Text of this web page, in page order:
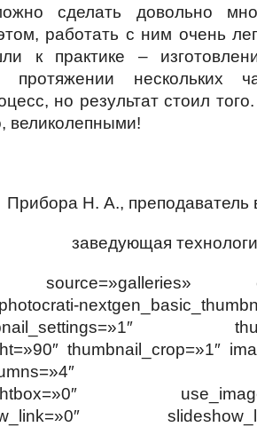
сделать довольно
работать с ним очень
к практике –
протяжении нескольких
но результат стоил
великолепными!
Прибора Н. А.,
заведующая
source=»galleries»
thumbnail_crop=»1″